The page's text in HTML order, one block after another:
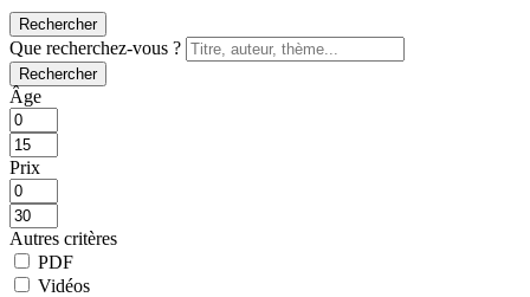
Rechercher
Que recherchez-vous ?
Rechercher
Âge
Prix
Autres critères
PDF
Vidéos